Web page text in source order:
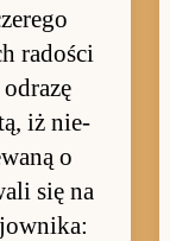
rado­ści
iż nie­
o
się na